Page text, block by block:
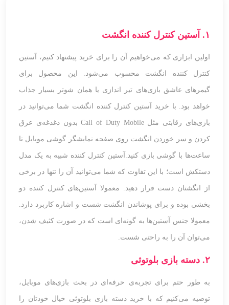
۱. آستین کنترل کننده انگشت
اولین ابزاری که می‌خواهیم آن را برای خرید پیشنهاد کنیم، آستین
کنترل کننده انگشت محسوب می‌شود. این محصول برای
گیمرهای عاشق بازی‌های تیر اندازی یا همان شوتر بسیار جذاب
خواهد بود. با خرید آستین کنترل کننده انگشت شما می‌توانید در
بازی‌های رقابتی مثل Call of Duty Mobile بدون دغدغه‌ی عرق
کردن و سر خوردن انگشت روی صفحه نمایشگر گوشی موبایل تا
ساعت‌ها با گوشی بازی کنید.آستین کنترل کننده شبیه به یک مدل
دستکش است؛ با این تفاوت که شما می‌توانید آن را تنها در برخی
از انگشتان دست قرار دهید. معمولا آستین‌های کنترل کننده دو
بخشی بوده و برای پوشاندن انگشت شست و اشاره کاربرد دارد.
معمولا جنس آستین‌ها به گونه‌ای است که در صورت کثیف شدن،
می‌توان آن را به راحتی شست.
۲. دسته بازی بلوتوثی
به طور حتم برای تجربه‌ی حرفه‌ای در بحث بازی‌های موبایل،
توصیه می‌کنیم که با خرید دسته بازی بلوتوثی خیال خودتان را